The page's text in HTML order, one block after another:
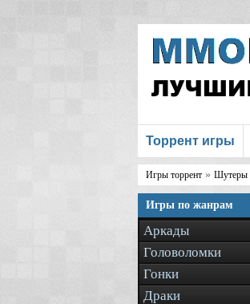
Торрент игры
Игры торрент » Шутеры
Игры по жанрам
Аркады
Головоломки
Гонки
Драки